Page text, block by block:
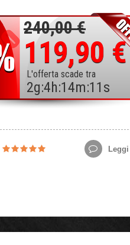
240,00 €
119,90 €
L'offerta scade tra
2g:4h:14m:9 s